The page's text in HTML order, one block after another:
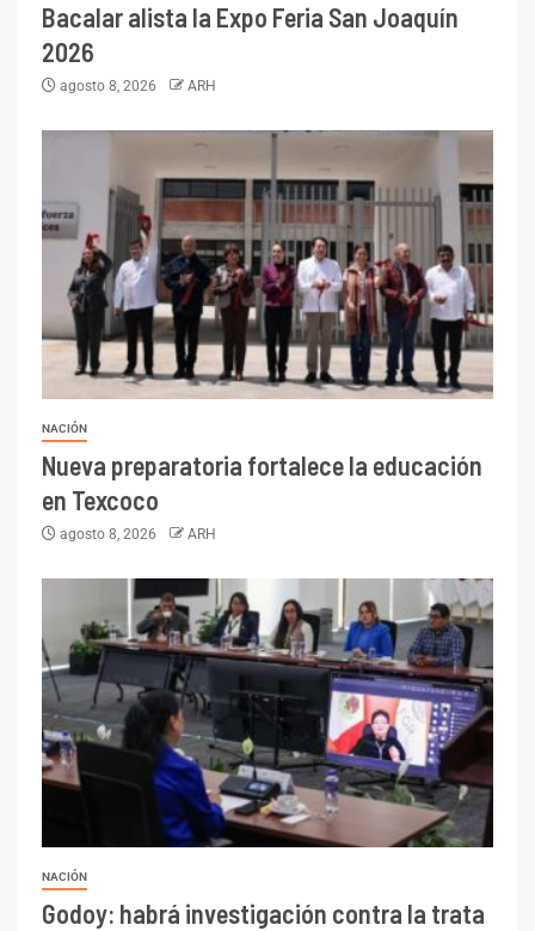
Bacalar alista la Expo Feria San Joaquín
2026
agosto 8, 2026 ARH
NACIÓN
Nueva preparatoria fortalece la educación
en Texcoco
agosto 8, 2026 ARH
NACIÓN
Godoy: habrá investigación contra la trata